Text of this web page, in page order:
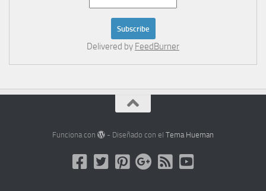
Delivered by FeedBurner
Funciona con - Diseñado con elTema Hueman